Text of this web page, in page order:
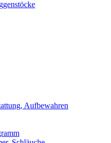
Aufbewahren